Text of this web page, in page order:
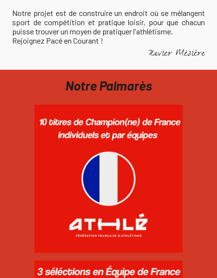
Notre projet est de construire un endroit où se mélangent
sport de compétition et pratique loisir, pour que chacun
puisse trouver un moyen de pratiquer l'athlétisme.
Rejoignez Pacé en Courant !
Xavier Mézière
Notre Palmarès